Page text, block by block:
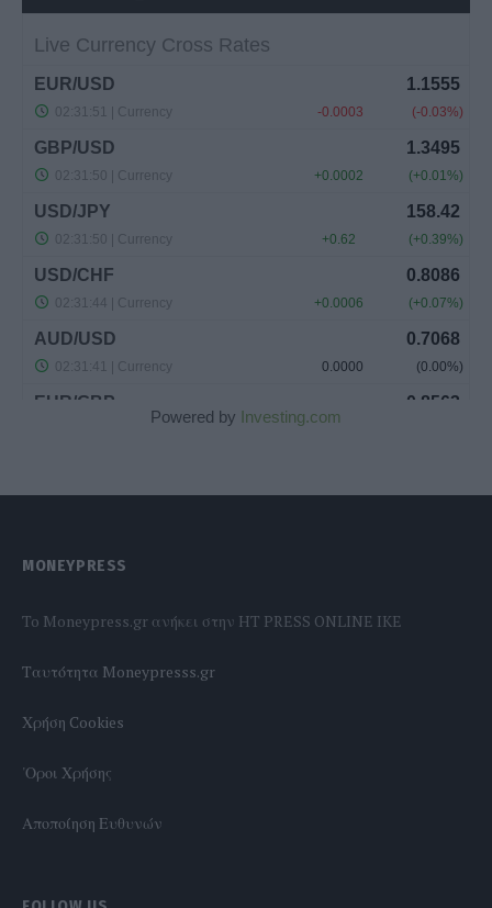
Powered by Investing.com
MONEYPRESS
To Moneypress.gr ανήκει στην HT PRESS ONLINE IKE
Tαυτότητα Moneypresss.gr
Χρήση Cookies
'Οροι Χρήσης
Αποποίηση Ευθυνών